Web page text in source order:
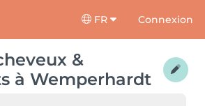
FR Connexion
&
à Wemperhardt